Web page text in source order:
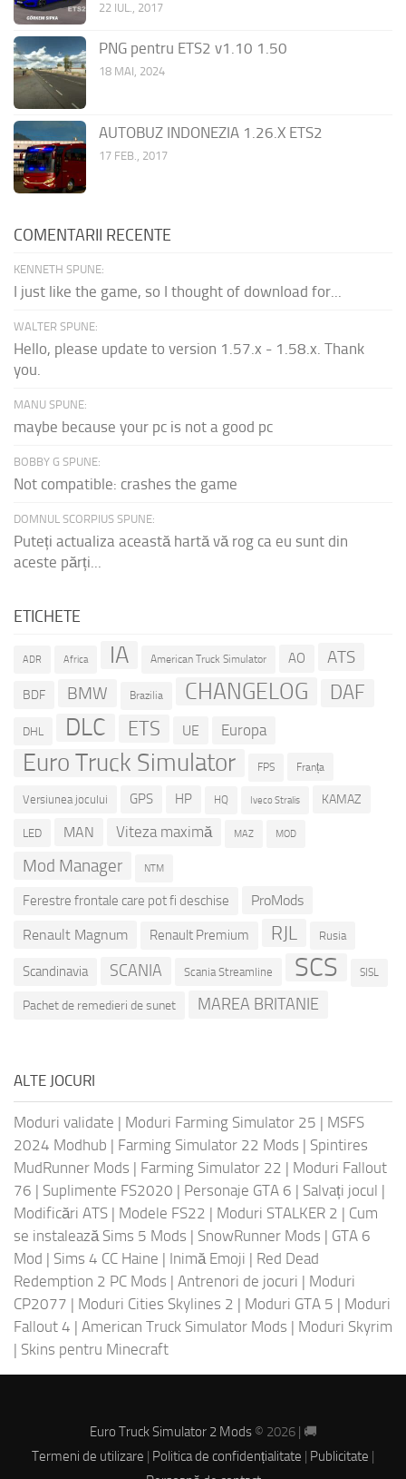
22 IUL., 2017
PNG pentru ETS2 v1.10 1.50
18 MAI, 2024
AUTOBUZ INDONEZIA 1.26.X ETS2
17 FEB., 2017
COMENTARII RECENTE
KENNETH SPUNE:
I just like the game, so I thought of download for...
WALTER SPUNE:
Hello, please update to version 1.57.x - 1.58.x. Thank
you.
MANU SPUNE:
maybe because your pc is not a good pc
BOBBY G SPUNE:
Not compatible: crashes the game
DOMNUL SCORPIUS SPUNE:
Puteți actualiza această hartă vă rog ca eu sunt din
aceste părți...
ETICHETE
ADR Africa IA American Truck Simulator AO ATS
BDF BMW Brazilia CHANGELOG DAF
DHL DLC ETS UE Europa
Euro Truck Simulator FPS Franța
Versiunea jocului GPS HP HQ Iveco Stralis KAMAZ
LED MAN Viteza maximă MAZ MOD
Mod Manager NTM
Ferestre frontale care pot fi deschise
ProMods
Renault Magnum
Renault Premium RJL Rusia
Scandinavia SCANIA Scania Streamline SCS SISL
Pachet de remedieri de sunet MAREA BRITANIE
ALTE JOCURI
Moduri validate | Moduri Farming Simulator 25 | MSFS
2024 Modhub | Farming Simulator 22 Mods | Spintires
MudRunner Mods | Farming Simulator 22 | Moduri Fallout
76 | Suplimente FS2020 | Personaje GTA 6 | Salvați jocul |
Modificări ATS | Modele FS22 | Moduri STALKER 2 | Cum
se instalează Sims 5 Mods | SnowRunner Mods | GTA 6
Mod | Sims 4 CC Haine | Inimă Emoji | Red Dead
Redemption 2 PC Mods | Antrenori de jocuri | Moduri
CP2077 | Moduri Cities Skylines 2 | Moduri GTA 5 | Moduri
Fallout 4 | American Truck Simulator Mods | Moduri Skyrim
| Skins pentru Minecraft
Euro Truck Simulator 2 Mods© 2026 | 🚚
Termeni de utilizare | Politica de confidențialitate | Publicitate |